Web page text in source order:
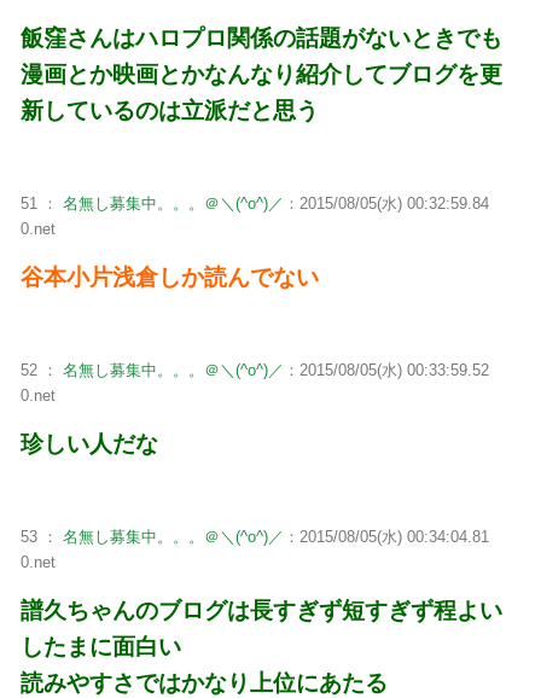
飯窪さんはハロプロ関係の話題がないときでも
漫画とか映画とかなんなり紹介してブログを更
新しているのは立派だと思う
51 ： 名無し募集中。。。＠＼(^o^)／ ：2015/08/05(水) 00:32:59.84
0.net
谷本小片浅倉しか読んでない
52 ： 名無し募集中。。。＠＼(^o^)／ ：2015/08/05(水) 00:33:59.52
0.net
珍しい人だな
53 ： 名無し募集中。。。＠＼(^o^)／ ：2015/08/05(水) 00:34:04.81
0.net
譜久ちゃんのブログは長すぎず短すぎず程よい
したまに面白い
読みやすさではかなり上位にあたる